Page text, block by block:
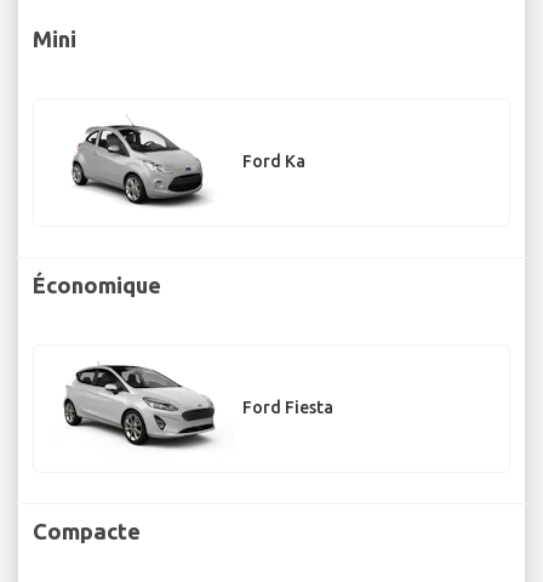
Mini
Ford Ka
Économique
Ford Fiesta
Compacte